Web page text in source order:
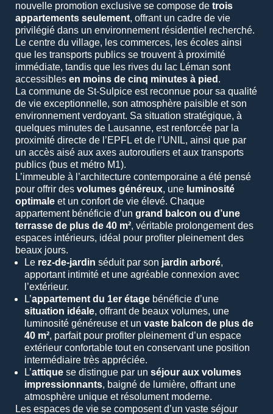
nouvelle promotion exclusive se compose de trois
appartements seulement, offrant un cadre de vie
privilégié dans un environnement résidentiel recherché.
Le centre du village, les commerces, les écoles ainsi
que les transports publics se trouvent à proximité
immédiate, tandis que les rives du lac Léman sont
accessibles en moins de cinq minutes à pied .
La commune de St-Sulpice est reconnue pour sa qualité
de vie exceptionnelle, son atmosphère paisible et son
environnement verdoyant. Sa situation stratégique, à
quelques minutes de Lausanne, est renforcée par la
proximité directe de l’EPFL et de l’UNIL, ainsi que par
un accès aisé aux axes autoroutiers et aux transports
publics (bus et métro M1).
L’immeuble à l’architecture contemporaine a été pensé
pour offrir des volumes généreux, une luminosité
optimale et un confort de vie élevé. Chaque
appartement bénéficie d’un grand balcon ou d’une
terrasse de plus de 40 m², véritable prolongement des
espaces intérieurs, idéal pour profiter pleinement des
beaux jours.
Le rez-de-jardin séduit par son jardin arboré,
apportant intimité et une agréable connexion avec
l’extérieur.
L’appartement du 1er étage bénéficie d’une
situation idéale, offrant de beaux volumes, une
luminosité généreuse et un vaste balcon de plus de
40 m², parfait pour profiter pleinement d’un espace
extérieur confortable tout en conservant une position
intermédiaire très appréciée.
L’attique se distingue par un séjour aux volumes
impressionnants, baigné de lumière, offrant une
atmosphère unique et résolument moderne.
Les espaces de vie se composent d’un vaste séjour